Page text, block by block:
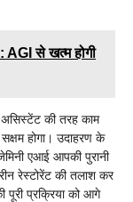
से खत्म होगी
की तरह काम
होगा। उदाहरण के
एआई आपकी पुरानी
रेस्टोरेंट की तलाश कर
प्रक्रिया को आगे